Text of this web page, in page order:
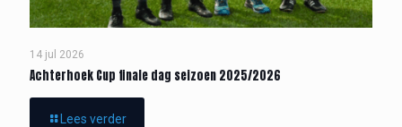
14 jul 2026
Achterhoek Cup finale dag seizoen 2025/2026
Lees verder